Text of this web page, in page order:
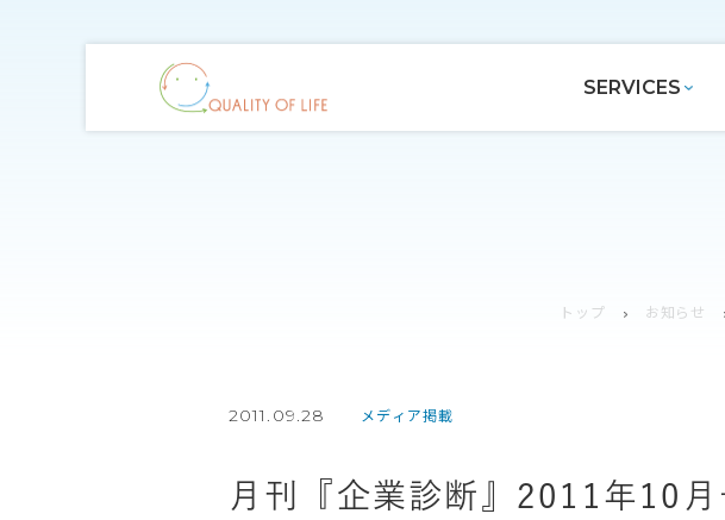
SERVICES
トップ お知らせ
2011.09.28 メディア掲載
月刊『企業診断』2011年10